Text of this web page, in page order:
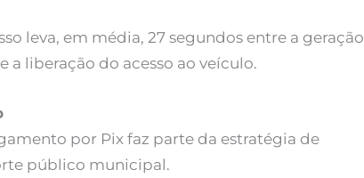
leva, em média, 27 segundos entre a geração
a liberação do acesso ao veículo.
por Pix faz parte da estratégia de
público municipal.